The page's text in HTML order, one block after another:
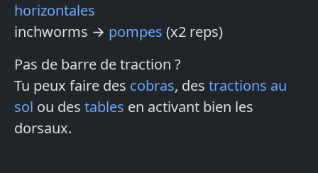
horizontales
inchworms → pompes (x2 reps)
Pas de barre de traction ?
Tu peux faire des cobras, des tractions au
sol ou des tables en activant bien les
dorsaux.